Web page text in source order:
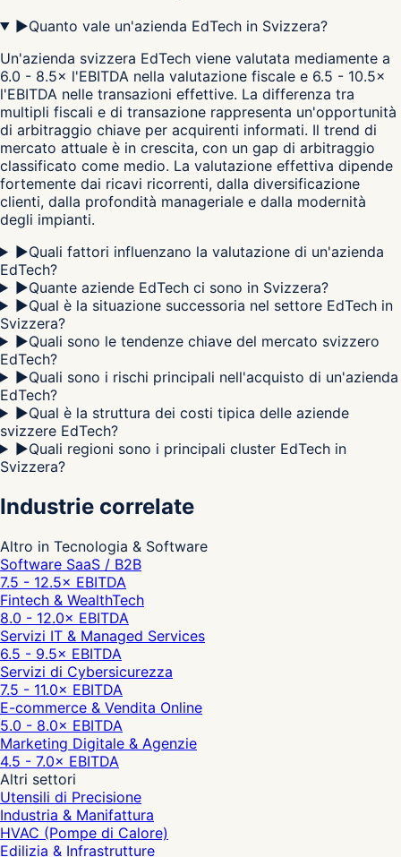
▶Quanto vale un'azienda EdTech in Svizzera?
Un'azienda svizzera EdTech viene valutata mediamente a
6.0 - 8.5× l'EBITDA nella valutazione fiscale e 6.5 - 10.5×
l'EBITDA nelle transazioni effettive. La differenza tra
multipli fiscali e di transazione rappresenta un'opportunità
di arbitraggio chiave per acquirenti informati. Il trend di
mercato attuale è in crescita, con un gap di arbitraggio
classificato come medio. La valutazione effettiva dipende
fortemente dai ricavi ricorrenti, dalla diversificazione
clienti, dalla profondità manageriale e dalla modernità
degli impianti.
▶Quali fattori influenzano la valutazione di un'azienda
EdTech?
▶Quante aziende EdTech ci sono in Svizzera?
▶Qual è la situazione successoria nel settore EdTech in
Svizzera?
▶Quali sono le tendenze chiave del mercato svizzero
EdTech?
▶Quali sono i rischi principali nell'acquisto di un'azienda
EdTech?
▶Qual è la struttura dei costi tipica delle aziende
svizzere EdTech?
▶Quali regioni sono i principali cluster EdTech in
Svizzera?
Industrie correlate
Altro in Tecnologia & Software
Software SaaS / B2B
7.5 - 12.5× EBITDA
Fintech & WealthTech
8.0 - 12.0× EBITDA
Servizi IT & Managed Services
6.5 - 9.5× EBITDA
Servizi di Cybersicurezza
7.5 - 11.0× EBITDA
E-commerce & Vendita Online
5.0 - 8.0× EBITDA
Marketing Digitale & Agenzie
4.5 - 7.0× EBITDA
Altri settori
Utensili di Precisione
Industria & Manifattura
HVAC (Pompe di Calore)
Edilizia & Infrastrutture